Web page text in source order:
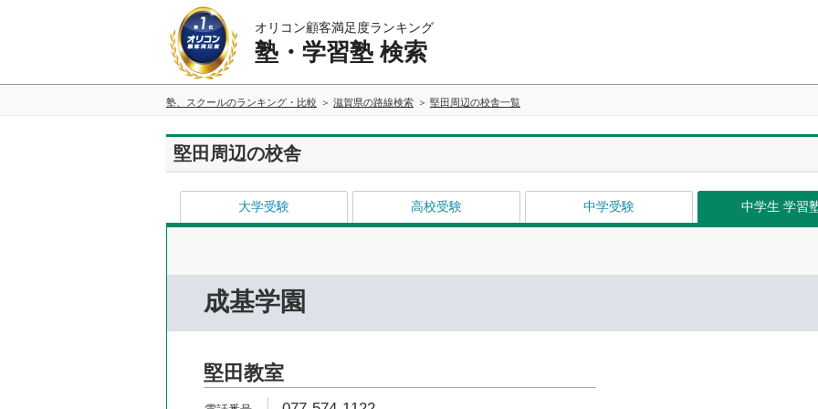
オリコン顧客満足度ランキング
塾・学習塾 検索
塾、スクールのランキング・比較 滋賀県の路線検索 堅田周辺の校舎一覧
堅田周辺の校舎
大学受験 高校受験 中学受験 中学生 学習
成基学園
堅田教室